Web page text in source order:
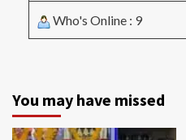
Who's Online : 9
You may have missed